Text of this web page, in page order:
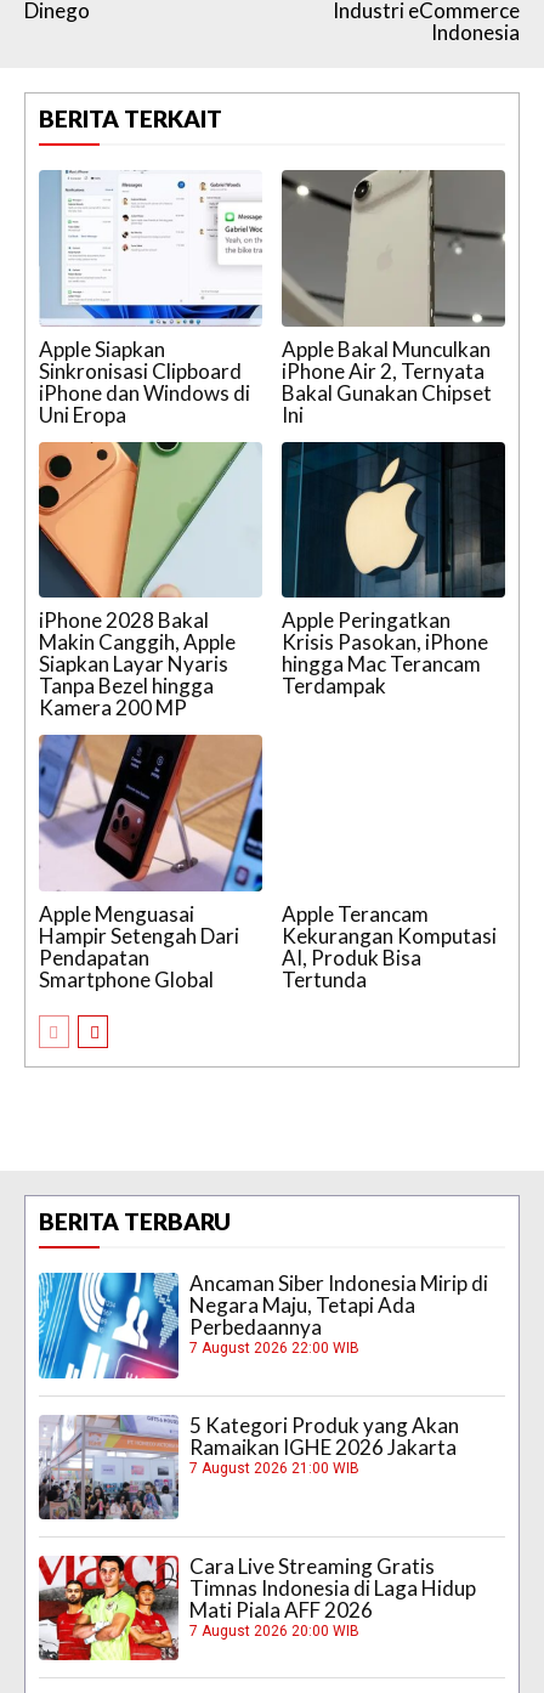
Dinego
Industri eCommerce
Indonesia
BERITA TERKAIT
Apple Siapkan
Sinkronisasi Clipboard
iPhone dan Windows di
Uni Eropa
Apple Bakal Munculkan
iPhone Air 2, Ternyata
Bakal Gunakan Chipset
Ini
iPhone 2028 Bakal
Makin Canggih, Apple
Siapkan Layar Nyaris
Tanpa Bezel hingga
Kamera 200 MP
Apple Peringatkan
Krisis Pasokan, iPhone
hingga Mac Terancam
Terdampak
Apple Menguasai
Hampir Setengah Dari
Pendapatan
Smartphone Global
Apple Terancam
Kekurangan Komputasi
AI, Produk Bisa
Tertunda
BERITA TERBARU
Ancaman Siber Indonesia Mirip di
Negara Maju, Tetapi Ada
Perbedaannya
7 August 2026 22:00 WIB
5 Kategori Produk yang Akan
Ramaikan IGHE 2026 Jakarta
7 August 2026 21:00 WIB
Cara Live Streaming Gratis
Timnas Indonesia di Laga Hidup
Mati Piala AFF 2026
7 August 2026 20:00 WIB